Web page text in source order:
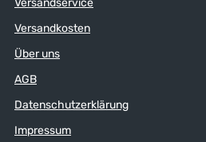
Maß von dem verwendeten Tauwerk
abhängig sind.
Versandkosten
Über uns
AGB
Datenschutzerklärung
Impressum